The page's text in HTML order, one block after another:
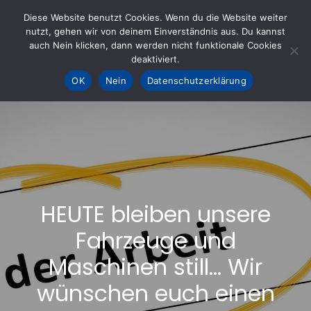
content
KOHLE fürs AHRTAL e.V.
– Helfen hilft
HEUTE bleiben unsere
Fahrzeuge und
Maschinen still… Wir
wünschen euch einen
Diese Website benutzt Cookies. Wenn du die Website weiter
nutzt, gehen wir von deinem Einverständnis aus. Du kannst
auch Nein klicken, dann werden nicht funktionale Cookies
deaktiviert.
OK
Nein Datenschutzerklärung